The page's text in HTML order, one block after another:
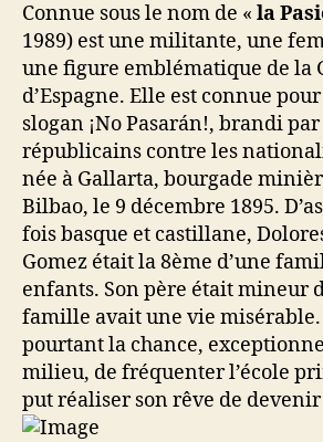
Connue sous le nom de « la
1989) est une militante, une
une figure emblématique de la
d’Espagne. Elle est connue
slogan ¡No Pasarán!, brandi
républicains contre les
née à Gallarta, bourgade
Bilbao, le 9 décembre 1895.
fois basque et castillane,
Gomez était la 8ème d’une
enfants. Son père était mineur
famille avait une vie
pourtant la chance,
milieu, de fréquenter l’école
put réaliser son rêve de